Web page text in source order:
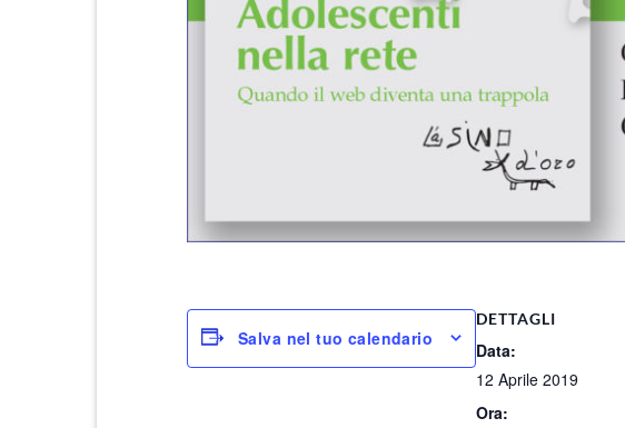
Salva nel tuo calendario
DETTAGLI
Data:
12 Aprile 2019
Ora: